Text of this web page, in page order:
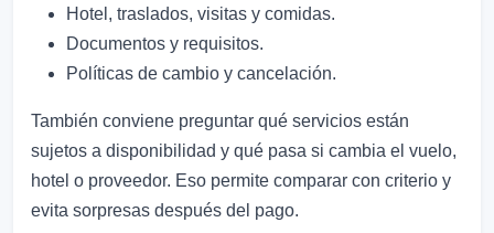
Hotel, traslados, visitas y comidas.
Documentos y requisitos.
Políticas de cambio y cancelación.
También conviene preguntar qué servicios están
sujetos a disponibilidad y qué pasa si cambia el vuelo,
hotel o proveedor. Eso permite comparar con criterio y
evita sorpresas después del pago.